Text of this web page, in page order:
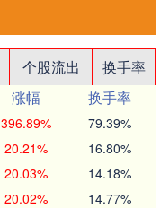
个股流出
换手率
涨幅
换手率
396.89% 79.39%
20.21% 16.80%
20.03% 14.18%
20.02% 14.77%